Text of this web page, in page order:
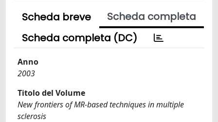
Scheda breve
Scheda completa
Scheda completa (DC)
Anno
2003
Titolo del Volume
New frontiers of MR-based techniques in multiple
sclerosis